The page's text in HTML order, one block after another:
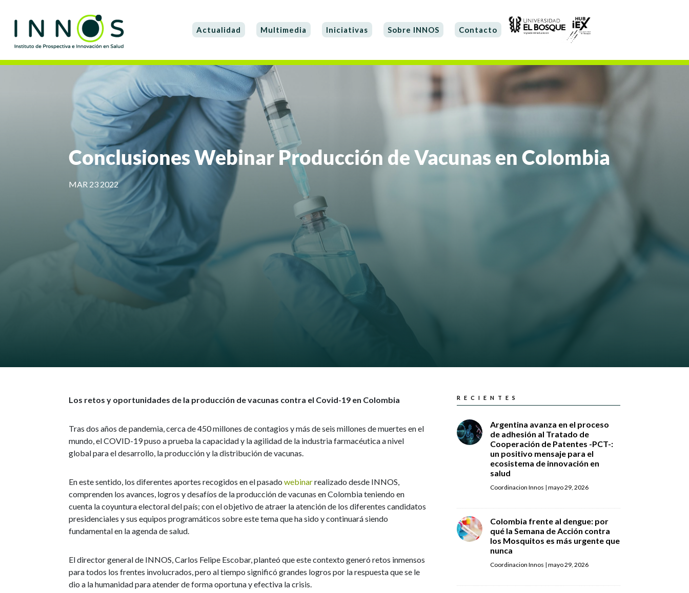
Actualidad Multimedia Iniciativas Sobre INNOS Contacto
Conclusiones Webinar Producción de Vacunas en Colombia
MAR 23 2022
Los retos y oportunidades de la producción de vacunas contra el Covid-19 en Colombia
Tras dos años de pandemia, cerca de 450 millones de contagios y más de seis millones de muertes en el
mundo, el COVID-19 puso a prueba la capacidad y la agilidad de la industria farmacéutica a nivel
global para el desarrollo, la producción y la distribución de vacunas.
En este sentido, los diferentes aportes recogidos en el pasadowebinarrealizado desde INNOS,
comprenden los avances, logros y desafíos de la producción de vacunas en Colombia teniendo en
cuenta la coyuntura electoral del país; con el objetivo de atraer la atención de los diferentes candidatos
presidenciales y sus equipos programáticos sobre este tema que ha sido y continuará siendo
fundamental en la agenda de salud.
El director general de INNOS, Carlos Felipe Escobar, planteó que este contexto generó retos inmensos
para todos los frentes involucrados, pero al tiempo significó grandes logros por la respuesta que se le
dio a la humanidad para atender de forma oportuna y efectiva la crisis.
RECIENTES
Argentina avanza en el proceso
de adhesión al Tratado de
Cooperación de Patentes -PCT-:
un positivo mensaje para el
ecosistema de innovación en
salud
Coordinacion Innos | mayo 29, 2026
Colombia frente al dengue: por
qué la Semana de Acción contra
los Mosquitos es más urgente que
nunca
Coordinacion Innos | mayo 29, 2026